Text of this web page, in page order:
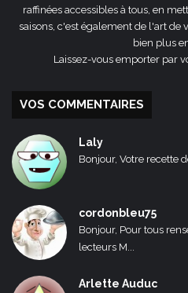
raffinées accessibles à tous, en
saisons, c'est également de l'art de
bien plus
Laissez-vous emporter par
VOS COMMENTAIRES
Laly
Bonjour, Votre recette
cordonbleu75
Bonjour, Pour tous
lecteurs M...
Arlette Auduc